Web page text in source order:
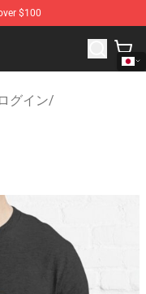
$100
- Official Crosby,
グイン/